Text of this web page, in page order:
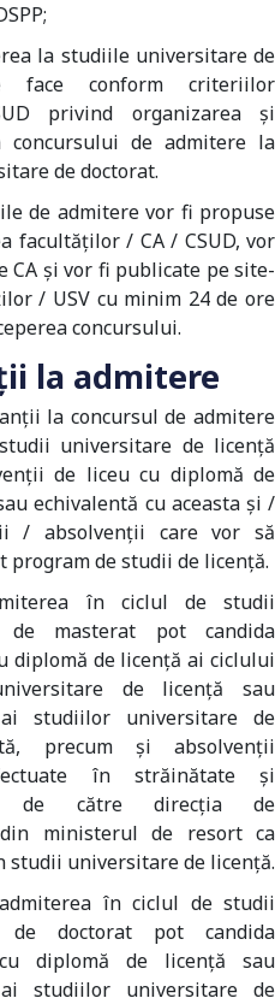
la studiile universitare de
face conform criteriilor
privind organizarea și
concursului de admitere la
de doctorat.
de admitere vor fi propuse
facultăților / CA / CSUD, vor
CA și vor fi publicate pe site-
/ USV cu minim 24 de ore
concursului.
la admitere
la concursul de admitere
universitare de licență
de liceu cu diplomă de
echivalentă cu aceasta și /
/ absolvenții care vor să
program de studii de licență.
în ciclul de studii
de masterat pot candida
diplomă de licență ai ciclului
de licență sau
studiilor universitare de
precum și absolvenții
în străinătate și
de către direcția de
ministerul de resort ca
studii universitare de licență.
în ciclul de studii
de doctorat pot candida
diplomă de licenţă sau
studiilor universitare de